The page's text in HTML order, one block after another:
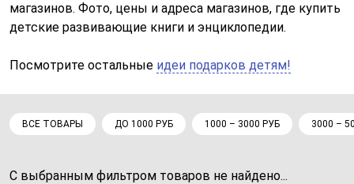
магазинов. Фото, цены и адреса магазинов, где купить
детские развивающие книги и энциклопедии.
Посмотрите остальные идеи подарков детям!
ВСЕ ТОВАРЫ ДО 1000 РУБ 1000 – 3000 РУБ 3000 –
С выбранным фильтром товаров не найдено...